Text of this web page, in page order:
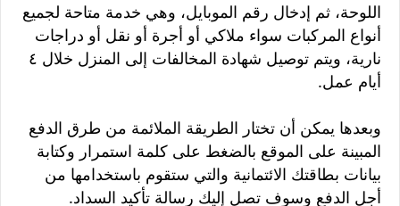
اللوحة، ثم إدخال رقم الموبايل، وهي خدمة متاحة لجميع
أنواع المركبات سواء ملاكي أو أجرة أو نقل أو دراجات
نارية، ويتم توصيل شهادة المخالفات إلى المنزل خلال ٤
أيام عمل.
وبعدها يمكن أن تختار الطريقة الملائمة من طرق الدفع
المبينة على الموقع بالضغط على كلمة استمرار وكتابة
بيانات بطاقتك الائتمانية والتي ستقوم باستخدامها من
أجل الدفع وسوف تصل إليك رسالة تأكيد السداد.